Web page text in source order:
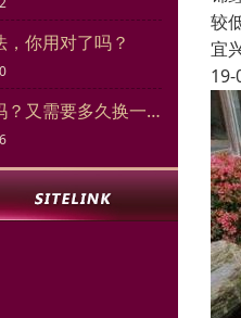
你用对了吗？
养殖锦鲤鱼需要定时的换水吗？又需要多久换一次
较
宜
19-